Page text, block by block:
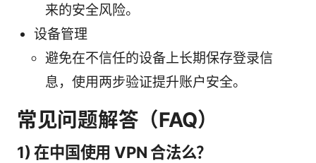
来的安全风险。
设备管理
避免在不信任的设备上长期保存登录信
息，使用两步验证提升账户安全。
常见问题解答（FAQ）
1) 在中国使用 VPN 合法么？